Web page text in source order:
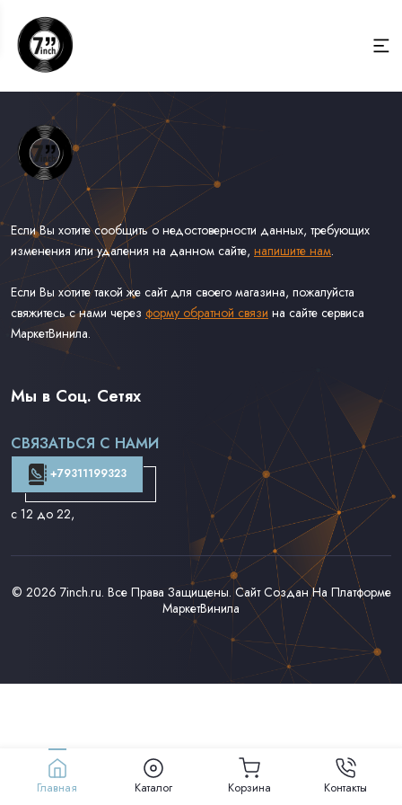
Если Вы хотите сообщить о недостоверности данных, требующих
изменения или удаления на данном сайте, напишите нам.
Если Вы хотите такой же сайт для своего магазина, пожалуйста
свяжитесь с нами через форму обратной связи на сайте сервиса
МаркетВинила.
Весь Каталог Винила на 7''
Рок на 7''
Доставка и Оплата
Контакты
Мы в Соц. Сетях
СВЯЗАТЬСЯ С НАМИ
+79311199323
с 12 до 22,
© 2026 7inch.ru. Все Права Защищены. Сайт Создан На Платформе
МаркетВинила
Главная Каталог Корзина Контакты